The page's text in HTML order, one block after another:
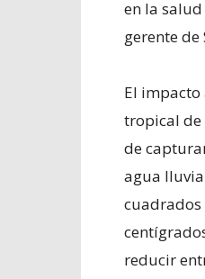
en la
gerente de
El impacto
tropical de
de
agua
cuadrados
reducir